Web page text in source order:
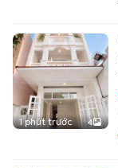
1 phút trước 4